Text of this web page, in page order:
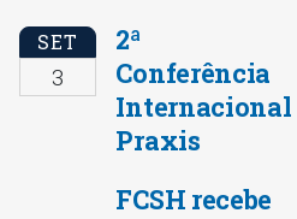
SET
3
2ª
Conferência
Internacional
Praxis
FCSH recebe